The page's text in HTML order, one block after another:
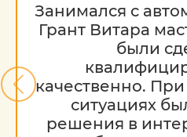
Занимался с
Грант Витара
были
качественно.
ситуациях
решения в